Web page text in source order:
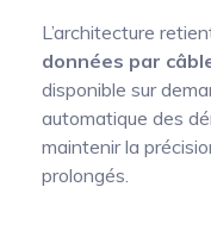
L’architecture
données par
disponible sur
automatique des
maintenir la
prolongés.